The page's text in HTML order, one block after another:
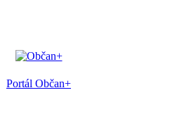
Portál Občan+